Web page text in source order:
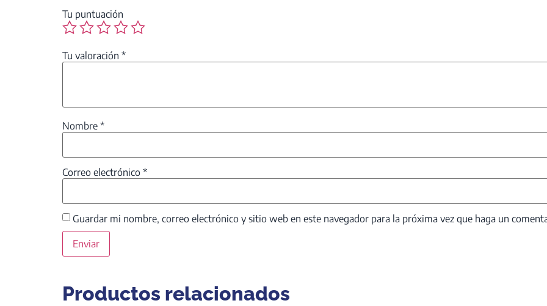
Tu puntuación
Tu valoración *
Nombre *
Correo electrónico *
Guardar mi nombre, correo electrónico y sitio web en este navegador para la próxima vez que haga un
Productos relacionados